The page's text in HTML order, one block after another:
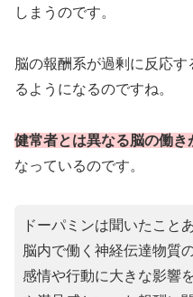
しまうのです。
脳の報酬系が過剰に反応
るようになるのですね。
健常者とは異なる脳の働き
なっているのです。
ドーパミンは聞いたこと
脳内で働く神経伝達物質
感情や行動に大きな影響